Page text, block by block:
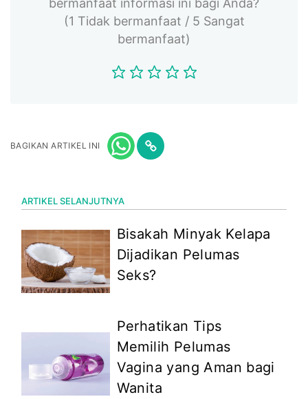
bermanfaat informasi ini bagi Anda?
(1 Tidak bermanfaat / 5 Sangat
bermanfaat)
BAGIKAN ARTIKEL INI
ARTIKEL SELANJUTNYA
Bisakah Minyak Kelapa
Dijadikan Pelumas
Seks?
Perhatikan Tips
Memilih Pelumas
Vagina yang Aman bagi
Wanita